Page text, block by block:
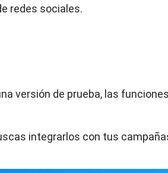
redes sociales.
versión de prueba, las
integrarlos con tus